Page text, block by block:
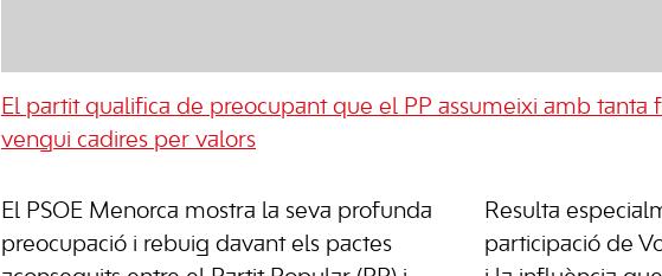
El partit qualifica de preocupant que el PP assumeixi amb tanta
vengui cadires per valors
El PSOE Menorca mostra la seva profunda
preocupació i rebuig davant els pactes
Resulta
participació de